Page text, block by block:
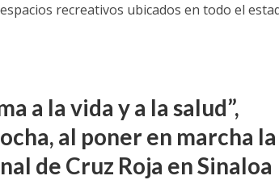
recreativos ubicados en todo el
a la vida y a la salud”,
al poner en marcha la
de Cruz Roja en Sinaloa